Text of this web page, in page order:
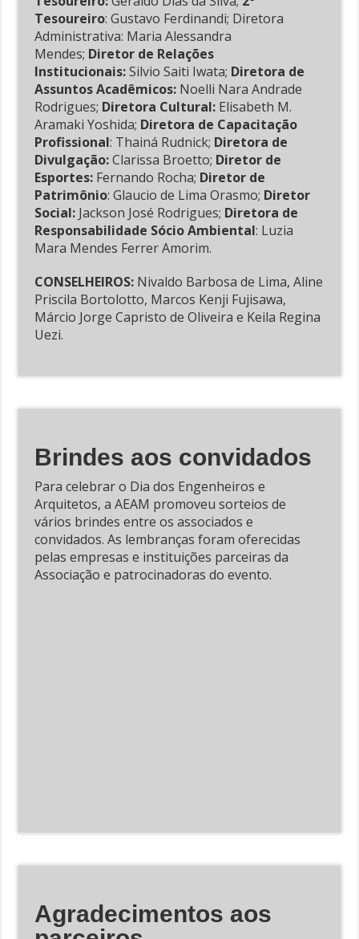
Tesoureiro: Gustavo Ferdinandi; Diretora
Administrativa: Maria Alessandra
Mendes; Diretor de Relações
Institucionais:Silvio Saiti Iwata; Diretora de
Assuntos Acadêmicos: Noelli Nara Andrade
Rodrigues; Diretora Cultural: Elisabeth M.
Aramaki Yoshida; Diretora de Capacitação
Profissional: Thainá Rudnick; Diretora de
Divulgação:Clarissa Broetto; Diretor de
Esportes: Fernando Rocha; Diretor de
Patrimônio: Glaucio de Lima Orasmo; Diretor
Social: Jackson José Rodrigues; Diretora de
Responsabilidade Sócio Ambiental: Luzia
Mara Mendes Ferrer Amorim.
CONSELHEIROS: Nivaldo Barbosa de Lima, Aline
Priscila Bortolotto, Marcos Kenji Fujisawa,
Márcio Jorge Capristo de Oliveira e Keila Regina
Uezi.
Brindes aos convidados
Para celebrar o Dia dos Engenheiros e
Arquitetos, a AEAM promoveu sorteios de
vários brindes entre os associados e
convidados. As lembranças foram oferecidas
pelas empresas e instituições parceiras da
Associação e patrocinadoras do evento.
Agradecimentos aos